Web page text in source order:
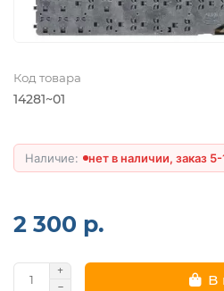
Код товара
14281~01
нет в наличии, заказ
2 300 р.
В